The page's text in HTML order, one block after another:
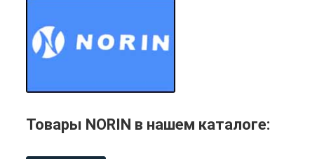
Товары NORIN в нашем каталоге: